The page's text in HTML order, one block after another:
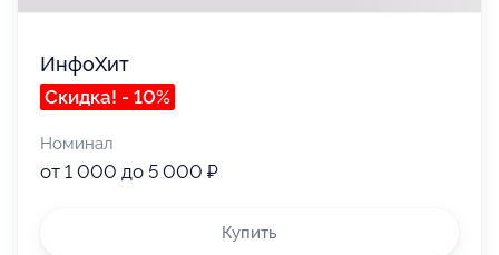
ИнфоХит
Скидка! - 10%
Номинал
от 1 000 до 5 000 ₽
Купить